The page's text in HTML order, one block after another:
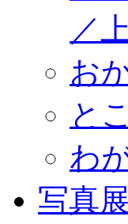
／
お
と
わ
写真展